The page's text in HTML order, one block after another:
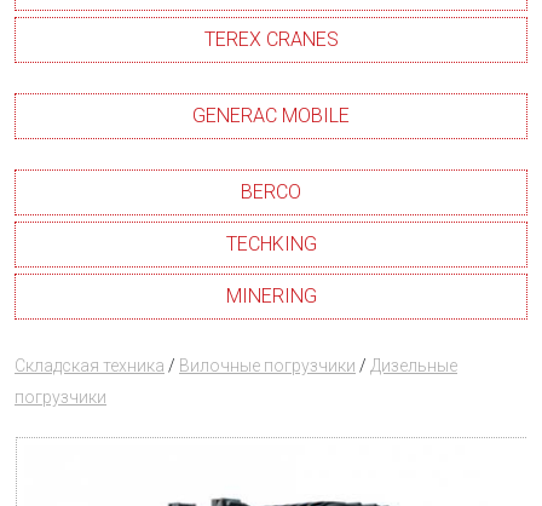
TEREX CRANES
GENERAC MOBILE
BERCO
TECHKING
MINERING
Складская техника / Вилочные погрузчики / Дизельные
погрузчики